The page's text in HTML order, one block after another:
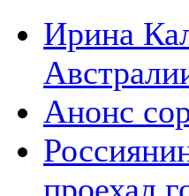
Ирина
Анонс